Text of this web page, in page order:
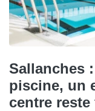
Sallanches
piscine, un
centre reste